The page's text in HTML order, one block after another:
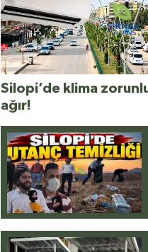
Silopi’de klima
ağır!